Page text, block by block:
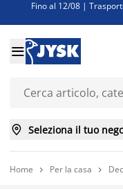
Fino al 12/08 |
Super offerte
Finanziamenti -

 Seleziona il tuo
Home  Per la casa 